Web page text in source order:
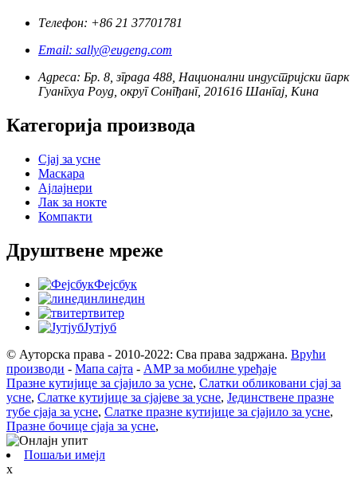
Телефон: +86 21 37701781
Email: sally@eugeng.com
Адреса: Бр. 8, зграда 488, Национални индустријски парк
Гуангхуа Роуд, округ Сонгђанг, 201616 Шангај, Кина
Категорија производа
Сјај за усне
Маскара
Ајлајнери
Лак за нокте
Компакти
Друштвене мреже
Фејсбук
линедин
твитер
Јутјуб
© Ауторска права - 2010-2022: Сва права задржана. Врући
производи - Мапа сајта - AMP за мобилне уређаје
Празне кутијице за сјајило за усне, Слатки обликовани сјај за
усне, Слатке кутијице за сјајеве за усне, Јединствене празне
тубе сјаја за усне, Слатке празне кутијице за сјајило за усне,
Празне бочице сјаја за усне,
Пошаљи имејл
x